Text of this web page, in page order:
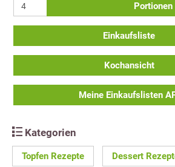
Portionen
Einkaufsliste
Kochansicht
Meine Einkaufslisten
Kategorien
Topfen Rezepte Dessert